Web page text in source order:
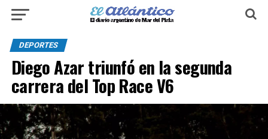
DEPORTES
Diego Azar triunfó en la segunda
carrera del Top Race V6